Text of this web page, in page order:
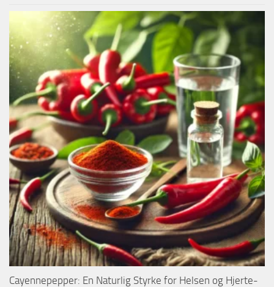
Cayennepepper: En Naturlig Styrke for Helsen og Hjerte-